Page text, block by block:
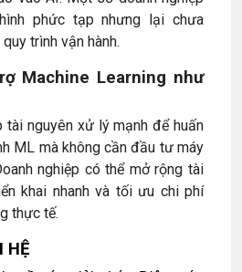
phức tạp nhưng lại chưa
trình vận hành.
Machine Learning như
tài nguyên xử lý mạnh để huấn
ML mà không cần đầu tư máy
nghiệp có thể mở rộng tài
khai nhanh và tối ưu chi phí
thực tế.
HỆ